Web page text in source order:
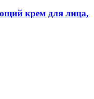
крем для лица,